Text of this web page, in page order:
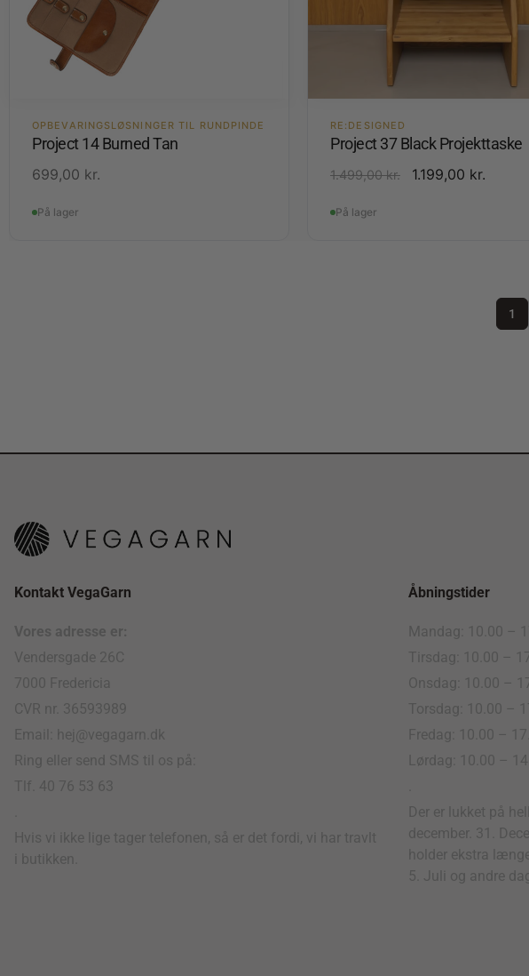
OPBEVARINGSLØSNINGER TIL RUNDPINDE
Project 14 Burned Tan
699,00 kr.
På lager
RE:DESIGNED
Project 37 Black Projekttaske
1.499,00kr. 1.199,00 kr.
På lager
1
Kontakt VegaGarn
Vores adresse er:
Vendersgade 26C
7000 Fredericia
CVR nr. 36593989
Email: hej@vegagarn.dk
Ring eller send SMS til os på:
Tlf. 40 76 53 63
Hvis vi ikke lige tager telefonen, så er det fordi, vi har travlt
i butikken.
Åbningstider
Mandag: 10.00 –
Tirsdag: 10.00 –
Onsdag: 10.00 –
Torsdag: 10.00 –
Fredag: 10.00 –
Lørdag: 10.00 –
Der er lukket på
december. 31.
holder ekstra
5. Juli og andre